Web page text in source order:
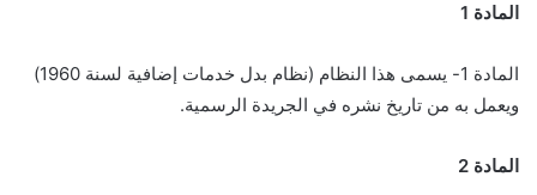
المادة 1
المادة 1- يسمى هذا النظام (نظام بدل خدمات إضافية لسنة 1960)
ويعمل به من تاريخ نشره في الجريدة الرسمية.
المادة 2